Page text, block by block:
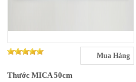
Mua Hàng
Thước MICA 50cm